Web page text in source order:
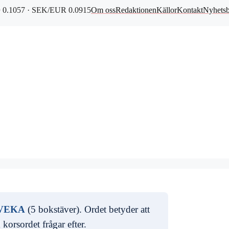
· SEK/EUR 0.0915Om ossRedaktionenKällorKontakt
(5 bokstäver). Ordet betyder att
frågar efter.